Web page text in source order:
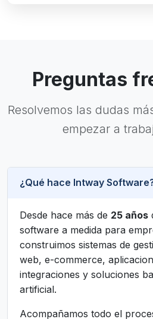
Preguntas
Resolvemos las dudas
empezar a
¿Qué hace Intway
Desde hace más de 25 años
software a medida para
construimos sistemas de
web, e-commerce,
integraciones y soluciones
artificial.
Acompañamos todo el